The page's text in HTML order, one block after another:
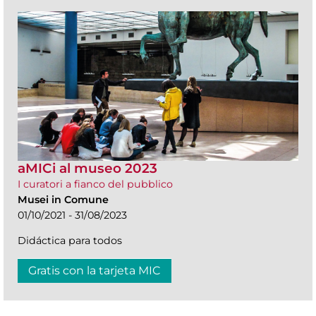
aMICi al museo 2023
I curatori a fianco del pubblico
Musei in Comune
01/10/2021 - 31/08/2023
Didáctica para todos
Gratis con la tarjeta MIC